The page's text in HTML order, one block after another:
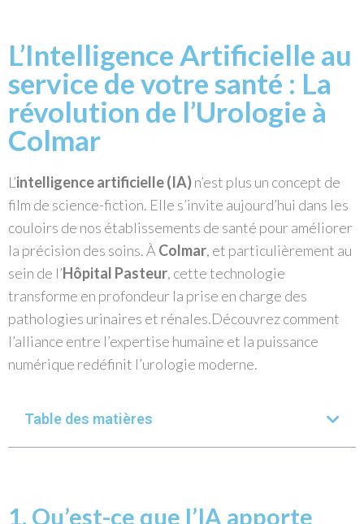
L’Intelligence Artificielle au
service de votre santé : La
révolution de l’Urologie à
Colmar
L’intelligence artificielle (IA)n’est plus un concept de
film de science-fiction. Elle s’invite aujourd’hui dans les
couloirs de nos établissements de santé pour améliorer
la précision des soins. À Colmar, et particulièrement au
sein de l’Hôpital Pasteur, cette technologie
transforme en profondeur la prise en charge des
pathologies urinaires et rénales.Découvrez comment
l’alliance entre l’expertise humaine et la puissance
numérique redéfinit l’urologie moderne.
Table des matières
1. Qu’est-ce que l’IA apporte